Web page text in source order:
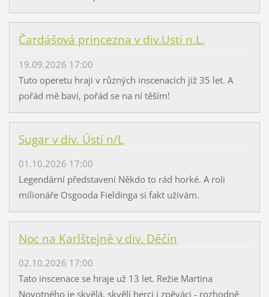
Čardášová princezna v div.Ustí n.L.
19.09.2026 17:00
Tuto operetu hraji v různých inscenacích již 35 let. A
pořád mě baví, pořád se na ní těším!
Sugar v div. Ústí n/L
01.10.2026 17:00
Legendární představení Někdo to rád horké. A roli
milionáře Osgooda Fieldinga si fakt užívám.
Noc na Karlštejně v div. Děčín
02.10.2026 17:00
Tato inscenace se hraje už 13 let. Režie Martina
Novotného je skvělá, skvělí herci i zpěváci - rozhodně